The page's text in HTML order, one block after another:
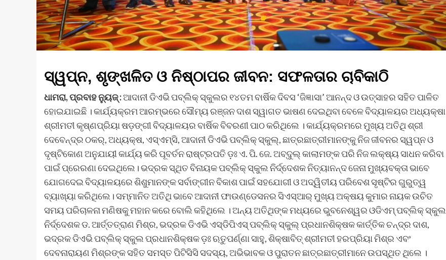
ସ୍ୱପ୍ନ, ଶୃଙ୍ଖଳିତ ଓ ନିଷ୍ଠାପର ଜୀବନ: ସଫଳତାର ଚାବିକାଠି
ଧାମରା, ପ୍ରବାହ ନ୍ୟୁଜ୍ :ଆଦାନୀ ଡିଏଭି ପବ୍ଲିକ୍ ସ୍କୁଲର ୧୪ତମ ବାର୍ଷିକ ଦିବସ ‘ଜିଜ୍ଞାସା’ ଆନନ୍ଦ ଓ ଉତ୍ସାହର ସହିତ ପାଳିତ
ହୋଇଯାଇଛି । କାର୍ଯ୍ୟକ୍ରମ ଆରମ୍ଭରେ ସୌମ୍ୟ ରଞ୍ଜନ ଦାଶ ସ୍ୱାଗତ ଭାଷଣ ଦେଇଥିବା ବେଳେ ବିଦ୍ୟାଳୟର ଅଧ୍ୟକ୍ଷା
ଶ୍ରୀମତୀ କୃଷ୍ଣପ୍ରିୟା ଷଡ଼ଙ୍ଗୀ ବିଦ୍ୟାଳୟର ବାର୍ଷିକ ବିବରଣୀ ପାଠ କରିଥିଲେ । କାର୍ଯ୍ୟକ୍ରମରେ ମୁଖ୍ୟ ଅତିଥି ଶ୍ରୀ
ଦେବେନ୍ଦ୍ର ଠକର୍‌, ଅଧ୍ୟକ୍ଷ, ଏସ୍‌ଏମ୍‌ସି, ଆଦାନୀ ଡିଏଭି ପବ୍ଲିକ୍ ସ୍କୁଲ୍‌, ଛାତ୍ରଛାତ୍ରୀମାନଙ୍କୁ ନିଜ ଜୀବନର ସ୍ୱପ୍ନ ଓ
ଦୃଷ୍ଟିକୋଣ ଅନୁଯାୟୀ କାର୍ଯ୍ୟ କରି ପୂବର୍ତନ ରାଷ୍ଟ୍ରପତି ଡ଼ଃ ଏ. ପି. ଜେ. ଅବ୍‌ଦୁଲ୍ କାଲାମଙ୍କ ପରି ନିଜ ଲକ୍ଷ୍ୟ ସାଧନ କରିବା
ପାଇଁ ପ୍ରେରଣା ଦେଇଥିଲେ। ଭଦ୍ରକ ସ୍ଥିତ ବିନାୟକ ପବ୍ଲିକ୍ ସ୍କୁଲ ନିର୍ଦ୍ଦେଶକ ନିତ୍ୟାନନ୍ଦ ଜେନା ମୁଖ୍ୟବକ୍ତା ଭାବେ
ଯୋଗଦେଇ ବିଦ୍ୟାଳୟରେ ଶିଶୁମାନଙ୍କ ସର୍ବାଙ୍ଗୀନ ବିକାଶ ପାଇଁ ସହଯୋଗୀ ଓ ଅଦ୍ୱିତୀୟ ପରିବେଶ ସୃଷ୍ଟିର ଗୁରୁତ୍ୱ
ବ୍ୟାଖ୍ୟା କରିଥିଲେ। ସମ୍ମାନିତ ଅତିଥି ଭାବେ ଆଦାନୀ ଫାଉଣ୍ଡେସନର ସିଏସ୍‌ଆର୍ ମୁଖ୍ୟ ଅକ୍ଷୟ କୁମାର ନାୟକ ଉଚିତ
ସମୟ ପରିଚାଳନା ମଣିଷକୁ ମହାନ କରେ ବୋଲି କହିଥିଲେ । ଅନ୍ୟ ଅତିଥିଙ୍କ ମଧ୍ୟରେ ଭୁବନେଶ୍ୱର ଓଡିଏମ୍ ପବ୍ଲିକ୍ ସ୍କୁଲ
ନିର୍ଦ୍ଦେଶକ ଡ. ଆର୍ତ୍ତତ୍ରାଣ ମିଶ୍ର, ଭଦ୍ରକ ଡିଏଭି ଏସ୍‌ଡିପିଏସ୍ ପବ୍ଲିକ୍ ସ୍କୁଲ୍ ପ୍ରଧାନଶିକ୍ଷକ କାର୍ତ୍ତିକ ଚନ୍ଦ୍ର ଦାଶ,
ଭଦ୍ରକ ଡିଏଭି ପବ୍ଲିକ୍ ସ୍କୁଲ ପ୍ରଧାନଶିକ୍ଷକ ଡ଼ଃ ଋତୁପର୍ଣ୍ଣା ସାହୁ, ଶିକ୍ଷାବିତ୍ ଶ୍ରୀମତୀ ହରପ୍ରିୟା ମିଶ୍ର ଏବଂ
ଦେବନାରାୟଣ ମିଶ୍ରଙ୍କ ସହିତ ସମସ୍ତ ପିଟିସିସି ସଦସ୍ୟ, ଅଭିଭାବକ ଓ ପୁରାତନ ଛାତ୍ରଛାତ୍ରୀମାନେ ଉପସ୍ଥିତ ଥିଲେ ।